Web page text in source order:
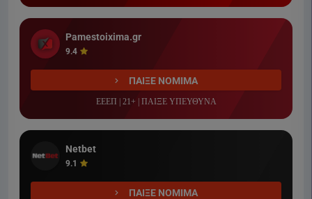
Pamestoixima.gr
9.4
ΠΑΙΞΕ ΝΟΜΙΜΑ
ΕΕΕΠ | 21+ | ΠΑΙΞΕ ΥΠΕΥΘΥΝΑ
Netbet
9.1
ΠΑΙΞΕ ΝΟΜΙΜΑ